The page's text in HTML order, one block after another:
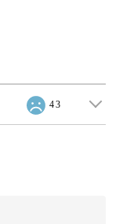
43